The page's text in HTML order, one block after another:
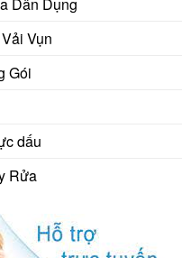
Dân Dụng
Vụn
Gói
dấu
Rửa